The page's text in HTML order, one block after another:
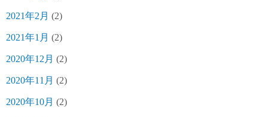
2021年2月 (2)
2021年1月 (2)
2020年12月 (2)
2020年11月 (2)
2020年10月 (2)